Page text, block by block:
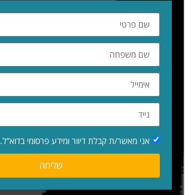
אני מאשר/ת קבלת דיוור ומידע פרסומי בדוא”ל.
שליחה